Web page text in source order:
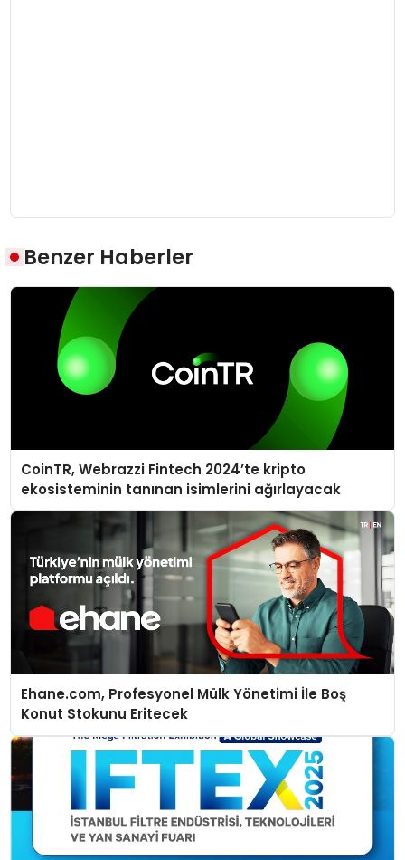
Benzer Haberler
CoinTR, Webrazzi Fintech 2024’te kripto
ekosisteminin tanınan isimlerini ağırlayacak
Ehane.com, Profesyonel Mülk Yönetimi İle Boş
Konut Stokunu Eritecek